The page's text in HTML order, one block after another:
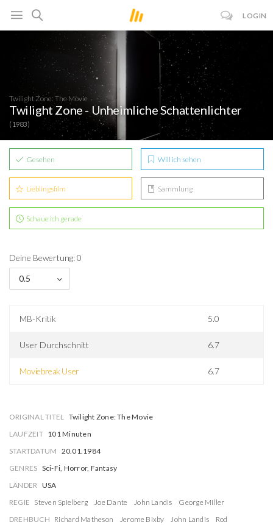
LOGIN
Twilight Zone: The Movie
Twilight Zone - Unheimliche Schattenlichter
(1983)
Gesehen Will ich sehen
Lieblingsfilm Sammlung
Schaue ich gerade
Deine Bewertung: 0
0.5
MB-Kritik 5.0
User Durchschnitt 6.7
Moviebreak User 6.7
ORIGINAL TITEL Twilight Zone: The Movie
LAUFZEIT 101 Minuten
STARTDATUM 20.01.1984
GENRES Sci-Fi, Horror, Fantasy
LÄNDER USA
REGIE Steven Spielberg Joe Dante John Landis
George Miller
DREHBUCH Richard Matheson Jerome Bixby John Landis
Rod